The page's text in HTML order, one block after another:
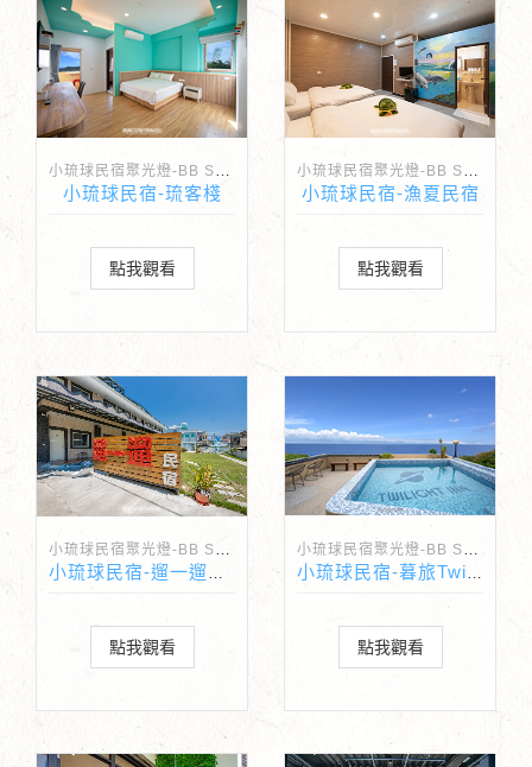
小琉球民宿聚光燈-BB Spotlight
小琉球民宿-琉客棧
點我觀看
小琉球民宿聚光燈-BB Spotlight
小琉球民宿-漁夏民宿
點我觀看
點我觀看 點我觀看